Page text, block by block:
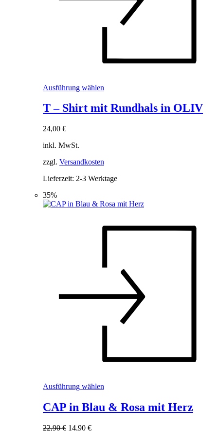
Ausführung wählen
weist
mehrere
auf
der
Produktseite
werden
T – Shirt mit Rundhals in OLIV
24,00 €
inkl. MwSt.
zzgl. Versandkosten
Lieferzeit: 2-3 Werktage
35%
Ausführung wählen
weist
mehrere
CAP in Blau & Rosa mit Herz
22,90€ Ursprünglicher
14,90 €Aktueller